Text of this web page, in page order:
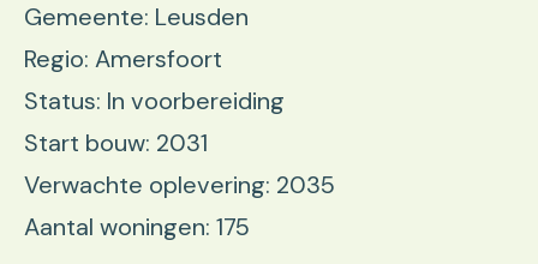
Gemeente: Leusden
Regio: Amersfoort
Status: In voorbereiding
Start bouw: 2031
Verwachte oplevering: 2035
Aantal woningen: 175